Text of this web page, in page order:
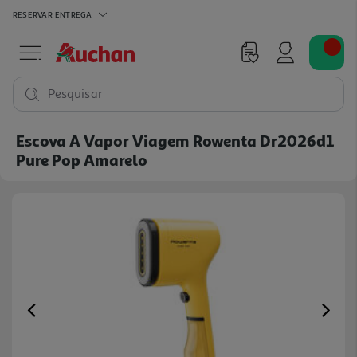
RESERVAR ENTREGA
Pesquisar
Escova A Vapor Viagem Rowenta Dr2026d1
Pure Pop Amarelo
Previous